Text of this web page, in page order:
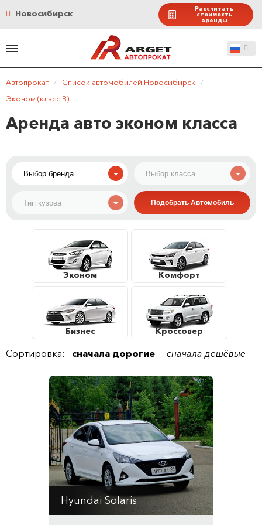
Новосибирск Рассчитать
стоимость
аренды
Автопрокат / Список автомобилей Новосибирск
/
Эконом (класс B)
Аренда авто эконом класса
Эконом Комфорт
Бизнес Кроссовер
Сортировка: сначала дорогие сначала дешёвые
Hyundai Solaris